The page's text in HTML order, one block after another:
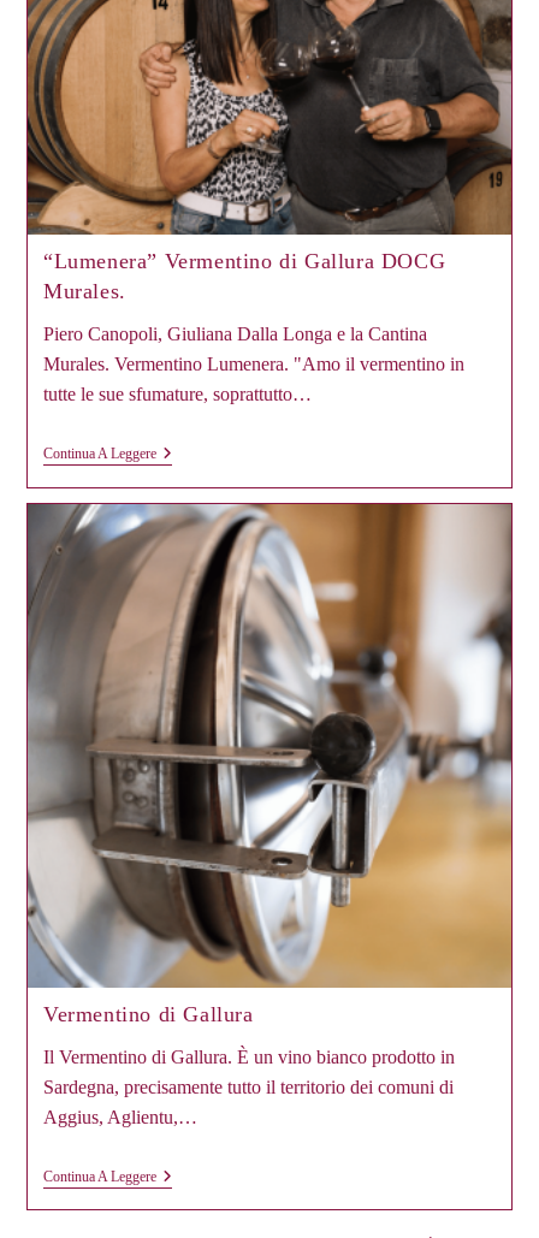
“Lumenera” Vermentino di Gallura DOCG
Murales.
Piero Canopoli, Giuliana Dalla Longa e la Cantina
Murales. Vermentino Lumenera. "Amo il vermentino in
tutte le sue sfumature, soprattutto…
Continua A Leggere“Lumenera”
Di
Gallura
DOCG
Murales.
Vermentino di Gallura
Il Vermentino di Gallura. È un vino bianco prodotto in
Sardegna, precisamente tutto il territorio dei comuni di
Aggius, Aglientu,…
Continua A LeggereVermentino
Di
Gallura